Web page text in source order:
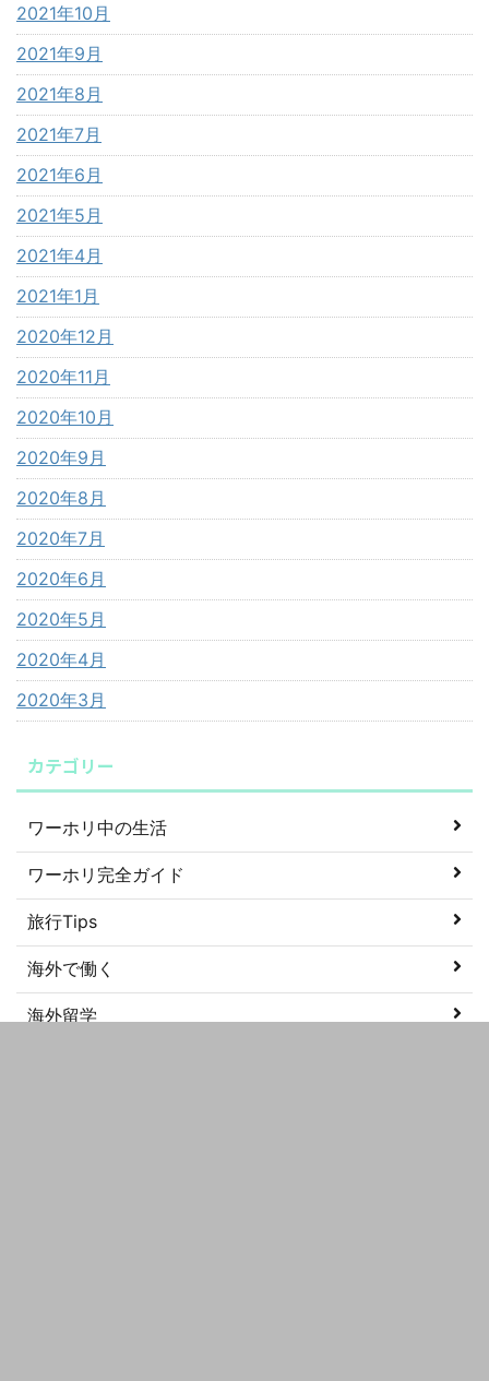
2021年10月
2021年9月
2021年8月
2021年7月
2021年6月
2021年5月
2021年4月
2021年1月
2020年12月
2020年11月
2020年10月
2020年9月
2020年8月
2020年7月
2020年6月
2020年5月
2020年4月
2020年3月
カテゴリー
ワーホリ中の生活
ワーホリ完全ガイド
旅行Tips
海外で働く
海外留学